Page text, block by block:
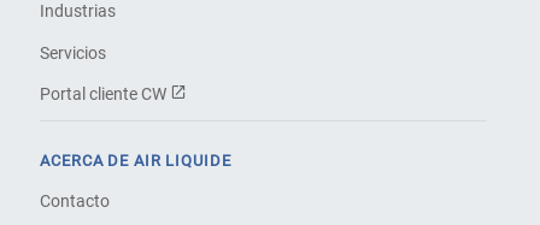
Industrias
Servicios
Portal cliente CW
ACERCA DE AIR LIQUIDE
Contacto